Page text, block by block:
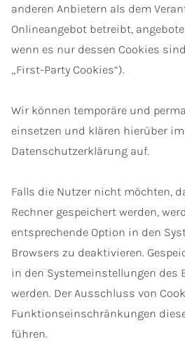
anderen Anbietern als dem
Onlineangebot betreibt,
wenn es nur dessen Cookies
„First-Party Cookies“).
Wir können temporäre und
einsetzen und klären hierüber
Datenschutzerklärung auf.
Falls die Nutzer nicht möchten,
Rechner gespeichert werden,
entsprechende Option in den
Browsers zu deaktivieren.
in den Systemeinstellungen des
werden. Der Ausschluss von
Funktionseinschränkungen
führen.